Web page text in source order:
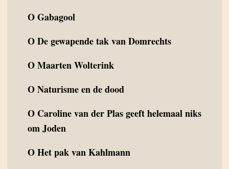
OGabagool
ODe gewapende tak van Domrechts
OMaarten Wolterink
ONaturisme en de dood
O Caroline van der Plas geeft helemaal niks
om Joden
OHet pak van Kahlmann